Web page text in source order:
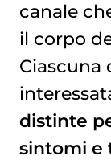
canale
il corpo
Ciascuna
distinte
sintomi e